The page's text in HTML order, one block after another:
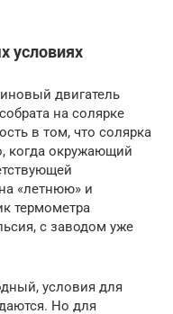
условиях
двигатель
на солярке
в том, что солярка
когда окружающий
«летнюю» и
термометра
с заводом уже
условия для
Но для